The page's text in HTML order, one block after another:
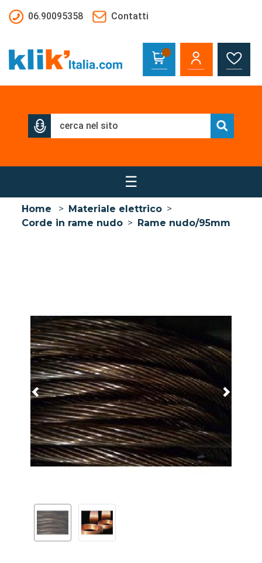
06.90095358
Contatti
☰
Home > Materiale elettrico >
Corde in rame nudo > Rame nudo/95mm